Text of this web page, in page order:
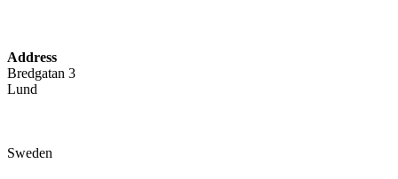
Address
Bredgatan 3
Lund
Sweden